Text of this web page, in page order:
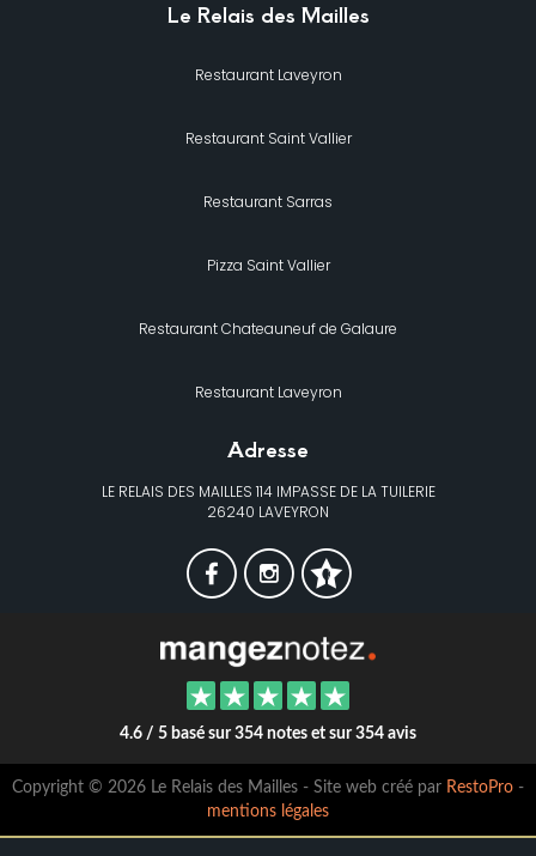
Le Relais des Mailles
Restaurant Laveyron
Restaurant Saint Vallier
Restaurant Sarras
Pizza Saint Vallier
Restaurant Chateauneuf de Galaure
Restaurant Laveyron
Adresse
LE RELAIS DES MAILLES 114 IMPASSE DE LA TUILERIE
26240 LAVEYRON
4.6 / 5 basé sur 354 notes et sur 354 avis
Copyright © 2026 Le Relais des Mailles - Site web créé par RestoPro -
mentions légales